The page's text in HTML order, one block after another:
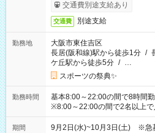
交通費別途支給あり
交通費 別途支給
勤務地
大阪市東住吉区
長居(阪和線)駅から徒歩1分 /
ケ丘駅から徒歩5分 / …
スポーツの祭典✨
勤務時間
基本8:00～22:00の間で8時間
※8:00～22:00の間で2名以上
ように相方と時間を分け合う
期間 9月2日(水)~10月3日(土) ※急